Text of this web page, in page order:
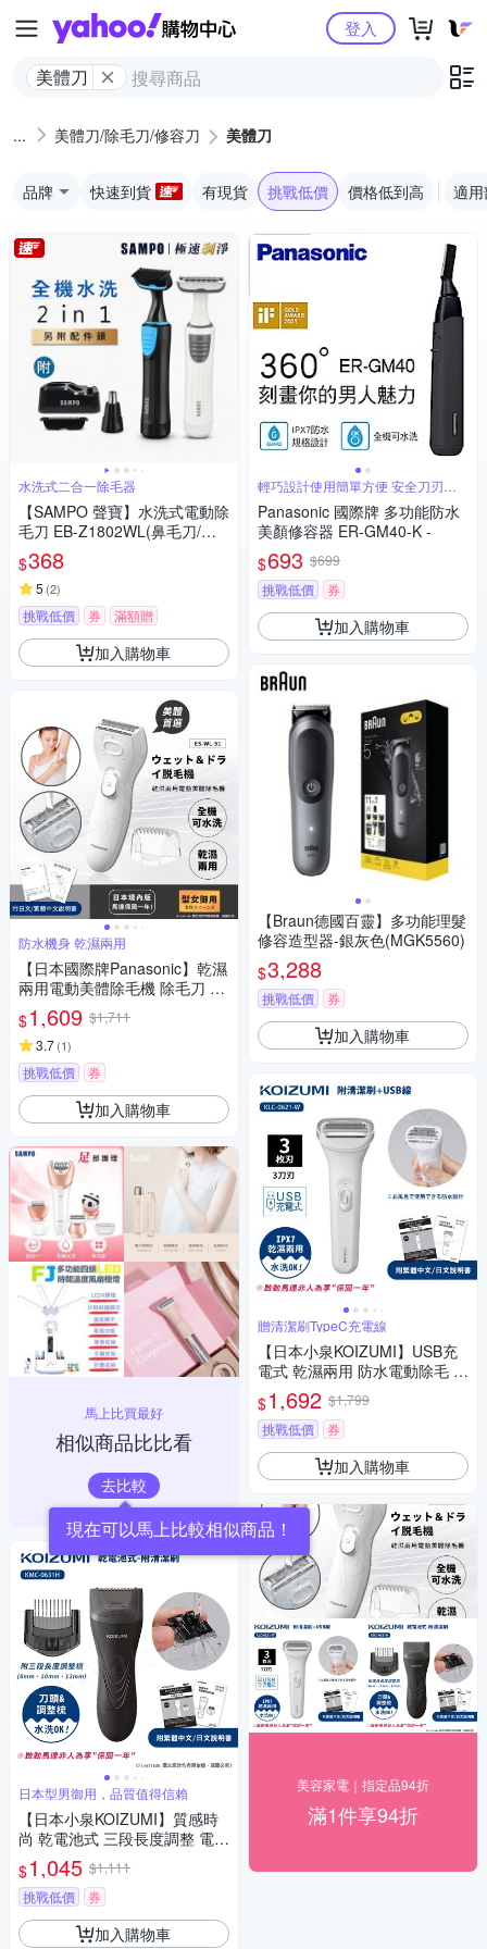
Yahoo購物中心
美體刀
登入
美體刀/除毛刀/修容刀 美體刀
品牌 快速到貨 有現貨 挑戰低價 價格低到高 適
水洗式二合一除毛器
【SAMPO 聲寶】水洗式電動除
毛刀 EB-Z1802WL(鼻毛刀/體
毛/腋毛/私密毛)
$368
5 (2)
挑戰低價 券 滿額贈
加入購物車
防水機身 乾濕兩用
【日本國際牌Panasonic】乾濕
兩用電動美體除毛機 除毛刀 得
體刀(全機可水洗)附清潔刷
$1,609 $1,711
3.7(1)
挑戰低價 券
加入購物車
馬上比買最好
相似商品比比看
去比較
現在可以馬上比較相似商品！
日本型男御用，品質值得信賴
【日本小泉KOIZUMI】質感時
尚 乾電池式 三段長度調整 電動
除毛刀 得體刀(附清潔刷)KMC-
0631H
$1,045 $1,111
挑戰低價
券
加入購物車
輕巧設計使用簡單方便 安全刀刃肌
膚無負擔
Panasonic 國際牌 多功能防水
美顏修容器 ER-GM40-K -
$693 $699
挑戰低價
券
加入購物車
【Braun德國百靈】多功能理髮
修容造型器-銀灰色(MGK5560)
$3,288
挑戰低價 券
加入購物車
贈清潔刷TypeC充電線
【日本小泉KOIZUMI】USB充
電式 乾濕兩用 防水電動除毛 得
體刀 防水設計(贈清潔刷+充電
線)-白
$1,692 $1,799
挑戰低價
券
加入購物車
美容家電｜指定品94折
滿1件享94折